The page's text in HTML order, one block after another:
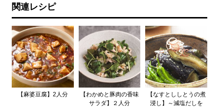
関連レシピ
【麻婆豆腐】2人分
【わかめと豚肉の香味
サラダ】２人分
【なすとししとうの煮
浸し】～減塩だしを